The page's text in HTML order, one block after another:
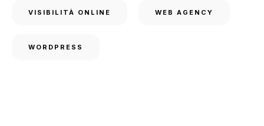
VISIBILITÀ ONLINE WEB AGENCY
WORDPRESS